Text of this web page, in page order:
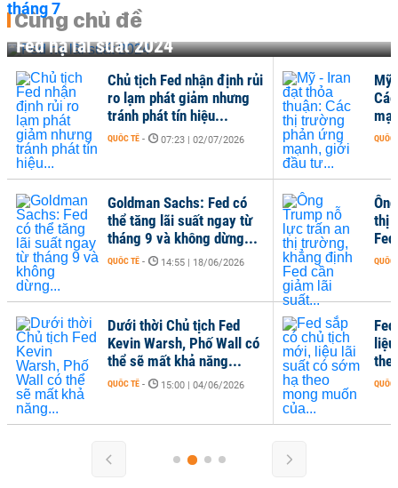
Cùng chủ đề
Fed hạ lãi suất 2024
rủi
từ
Mỹ - Iran đạt thỏa thuận:
Các thị trường phản ứng
mạnh, giới đầu tư...
QUỐC TẾ - 07:00 | 15/06/2026
Ông Trump nỗ lực trấn an
thị trường, khẳng định
Fed cần giảm lãi suất...
QUỐC TẾ - 11:02 | 08/06/2026
có
Fed sắp có chủ tịch mới,
liệu lãi suất có sớm hạ
theo mong muốn của...
QUỐC TẾ - 07:14 | 14/05/2026